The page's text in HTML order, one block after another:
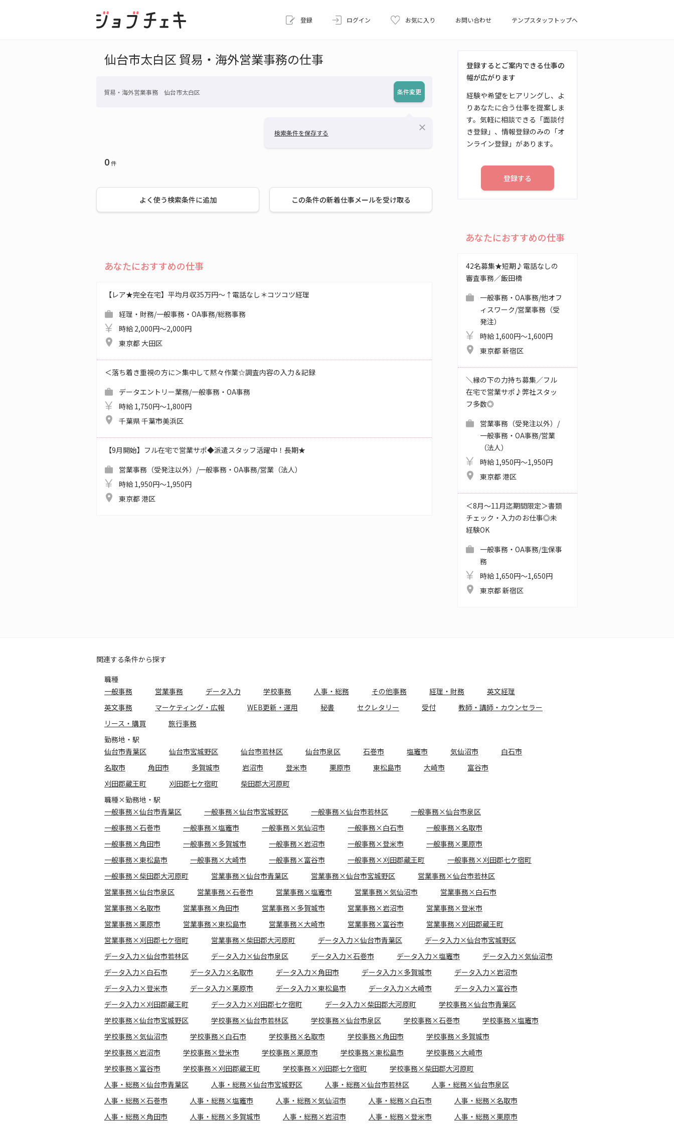
登録 ログイン お気に入り お問い合わせ テンプスタッフトップへ
仙台市太白区 貿易・海外営業事務の仕事
貿易・海外営業事務 仙台市太白区 条件変更
検索条件を保存する
close
0件
よく使う検索条件に追加 この条件の新着仕事メールを受け取る
あなたにおすすめの仕事
【レア★完全在宅】平均月収35万円～↑電話なし＊コツコツ経理
経理・財務/一般事務・OA事務/総務事務
時給 2,000円～2,000円
東京都 大田区
＜落ち着き重視の方に＞集中して黙々作業☆調査内容の入力＆記録
データエントリー業務/一般事務・OA事務
時給 1,750円～1,800円
千葉県 千葉市美浜区
【9月開始】フル在宅で営業サポ◆派遣スタッフ活躍中！長期★
営業事務（受発注以外）/一般事務・OA事務/営業（法人）
時給 1,950円～1,950円
東京都 港区
登録するとご案内できる仕事の
幅が広がります
経験や希望をヒアリングし、よ
りあなたに合う仕事を提案しま
す。気軽に相談できる「面談付
き登録」、情報登録のみの「オ
ンライン登録」があります。
登録する
あなたにおすすめの仕事
42名募集★短期♪電話なしの
審査事務／飯田橋
一般事務・OA事務/他オフ
ィスワーク/営業事務（受
発注）
時給 1,600円～1,600円
東京都 新宿区
＼縁の下の力持ち募集／フル
在宅で営業サポ♪弊社スタッ
フ多数◎
営業事務（受発注以外）/
一般事務・OA事務/営業
（法人）
時給 1,950円～1,950円
東京都 港区
＜8月～11月迄期間限定＞書類
チェック・入力のお仕事◎未
経験OK
一般事務・OA事務/生保事
務
時給 1,650円～1,650円
東京都 新宿区
関連する条件から探す
職種
一般事務
営業事務 データ入力 学校事務 人事・総務 その他事務 経理・財務
英文経理
英文事務
マーケティング・広報 WEB更新・運用 秘書 セクレタリー 受付
教師・講師・カウンセラー
リース・購買
旅行事務
勤務地・駅
仙台市青葉区
仙台市宮城野区 仙台市若林区 仙台市泉区 石巻市 塩竈市 気仙沼市
白石市
名取市
角田市 多賀城市 岩沼市 登米市 栗原市 東松島市 大崎市
富谷市
刈田郡蔵王町
刈田郡七ケ宿町
柴田郡大河原町
職種×勤務地・駅
一般事務×仙台市青葉区
一般事務×仙台市宮城野区 一般事務×仙台市若林区
一般事務×仙台市泉区
一般事務×石巻市
一般事務×塩竈市 一般事務×気仙沼市 一般事務×白石市
一般事務×名取市
一般事務×角田市
一般事務×多賀城市 一般事務×岩沼市 一般事務×登米市
一般事務×栗原市
一般事務×東松島市
一般事務×大崎市 一般事務×富谷市 一般事務×刈田郡蔵王町
一般事務×刈田郡七ケ宿町
一般事務×柴田郡大河原町
営業事務×仙台市青葉区 営業事務×仙台市宮城野区
営業事務×仙台市若林区
営業事務×仙台市泉区
営業事務×石巻市 営業事務×塩竈市 営業事務×気仙沼市
営業事務×白石市
営業事務×名取市
営業事務×角田市 営業事務×多賀城市 営業事務×岩沼市
営業事務×登米市
営業事務×栗原市
営業事務×東松島市 営業事務×大崎市 営業事務×富谷市
営業事務×刈田郡蔵王町
営業事務×刈田郡七ケ宿町
営業事務×柴田郡大河原町 データ入力×仙台市青葉区
データ入力×仙台市宮城野区
データ入力×仙台市若林区
データ入力×仙台市泉区 データ入力×石巻市 データ入力×塩竈市
データ入力×気仙沼市
データ入力×白石市
データ入力×名取市 データ入力×角田市 データ入力×多賀城市
データ入力×岩沼市
データ入力×登米市
データ入力×栗原市 データ入力×東松島市 データ入力×大崎市
データ入力×富谷市
データ入力×刈田郡蔵王町
データ入力×刈田郡七ケ宿町 データ入力×柴田郡大河原町
学校事務×仙台市青葉区
学校事務×仙台市宮城野区
学校事務×仙台市若林区 学校事務×仙台市泉区 学校事務×石巻市
学校事務×塩竈市
学校事務×気仙沼市
学校事務×白石市 学校事務×名取市 学校事務×角田市
学校事務×多賀城市
学校事務×岩沼市
学校事務×登米市 学校事務×栗原市 学校事務×東松島市
学校事務×大崎市
学校事務×富谷市
学校事務×刈田郡蔵王町 学校事務×刈田郡七ケ宿町
学校事務×柴田郡大河原町
人事・総務×仙台市青葉区
人事・総務×仙台市宮城野区 人事・総務×仙台市若林区
人事・総務×仙台市泉区
人事・総務×石巻市
人事・総務×塩竈市 人事・総務×気仙沼市 人事・総務×白石市
人事・総務×名取市
人事・総務×角田市
人事・総務×多賀城市 人事・総務×岩沼市 人事・総務×登米市
人事・総務×栗原市